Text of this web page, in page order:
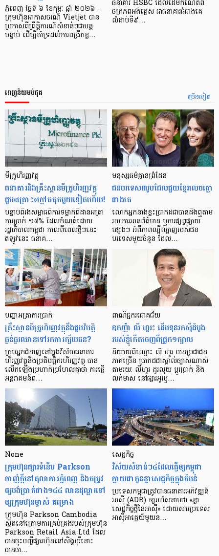
ភ្នំពេញ ថ្ងៃទី ៦ ខែកុម្ភៈ ឆ្នាំ ២០២៦ –
ក្រុមហ៊ុនអាកាសចរណ៍ Vietjet បាន
ប្រកាសពីព្រឹត្តិការណ៍សំខាន់ៗជាបន្ត
បន្ទាប់ ដើម្បីគាំទ្រដល់ការពង្រីកខ្ល…
ធនាគារ HSBC ដែលដើមកំណើតពី
ចក្រភពអង់គ្លេស ជាធនាគារធំជាងគេ
លំដាប់ទី៩…
ច្រើនទៀត
ពេញនិយមបំផុត
មីក្រូ​ហិរញ្ញវត្ថុ
ធនាគារ​និង​គ្រឹះស្ថាន​មីក្រូ​ហិរញ្ញវត្ថុ​
ជួប«គ្រោះ»ក្តៅ​គគុក​មួយ​ទៀត​ហើយ!
បន្ទាប់​ពី​រង​សម្ពាធ​​ពី​ការ​ទម្លាក់​ពិដាន​អត្រា​
ការ​ប្រាក់ ១៨​% ដែល​កំណត់​ដោយ​
រដ្ឋាភិបាល​កម្ពុជា កាល​ពី​ពេល​ថ្មីៗ​នេះ
ឥឡូវ​នេះ ធនាគ…
មនុស្ស​ធម៌​គ្មាន​ព្រំដែន
ជន​បរទេស​៣​រូប​ដែល​ជួយ​ខ្មែរ​លេច​ធ្លោ​
ជាង​គេ
លោកអ្នក​នាង​ខ្លះ​ប្រាកដ​ជា​បាន​​ដឹង​ឮ​តាម​
រយៈ​ការ​អាន​ព័ត៌មាន ឬ​ការ​ផ្សព្វផ្សាយ​
ផ្សេងៗ អំពី​ភាព​ល្បីល្បាញ​របស់​ជន​
បរទេស​មួយ​ចំនួន ដែល…
បញ្ហា​អត្រា​ការប្រាក់
គ្រឹះស្ថាន​មីក្រូ​ហិរញ្ញវត្ថុ​នឹង​ជួប​វិបត្តិ​
ធ្ងន់ធ្ងរ​ឈាន​ទៅ​រក​ការ​ក្ស័យធន?
ក្រុម​អ្នក​ជំនាញ​នៅ​ក្នុង​វិស័យ​ធនាគារ
ហិរញ្ញវត្ថុ​និង​ប្រតិបត្តិករ​ហិរញ្ញ​វត្ថុ បាន​​
លើក​ឡើង​ប្រហាក់​ប្រហែល​គ្នា​ថា ការ​ធ្វើ​
អន្តរាគមន៍​ព…
ពាណិជ្ជករជោគជ័យ
ឧកញ៉ា លី ហួរ៖ ដើមទុនរកស៊ីដំបូង
របស់ខ្ញុំកើតចេញពីជ្រូក១ក្បាល
និយាយ​ពី​ឈ្មោះ លី ហួរ មាន​ប្រជាជន​
ភាគ​ច្រើន ប្រាកដ​ជា​ស្គាល់​ច្បាស់​ណាស់
តាមរយៈ លីហួរ ដូរ​លុយ ប្តូរ​បា្រក់ និង​
លក់​មាស នៅ​ផ្សារ​អូរ​ឫ…
None
ក្រុមហ៊ុនផ្សារទំនើប Parkson
ចាញ់ក្ដីនៅតុលាការភ្នំពេញ និងតម្រូវ
ឲ្យបង់ប្រាក់ជាង១៤៤ លានដុល្លារទៅ
ឲ្យក្រុមហ៊ុនម្ចាស់ គម្រោង
ក្រុមហ៊ុន Parkson Cambodia
ស្ថិតនៅក្រោមការគ្រប់គ្រងរបស់ក្រុមហ៊ុន
Parkson Retail Asia Ltd ដែល
បានចុះបញ្ចីផ្សារហ៊ុននៅសិង្ហបុរីនោះ
បានចា…
សេដ្ឋកិច្ច​
វិស័យ​សំខាន់ៗ​៤​ដែល​ធ្វើ​ឲ្យ​កម្ពុជា​
ក្លាយ​ជា​កូន​ខ្លា​សេដ្ឋកិច្ច​ក្នុង​តំបន់
ប្រទេស​កម្ពុជា​ត្រូវ​បាន​ធនាគារ​អភិវឌ្ឍន៍​
អាស៊ី (ADB) ឲ្យ​រហ័ស​នាមថា «ខ្លា​
សេដ្ឋកិច្ច​ថ្មី​នៃ​អាស៊ី» ដោយសារ​ប្រទេស​
អាស៊ី​អាគ្នេយ៍​មួយ​ន…